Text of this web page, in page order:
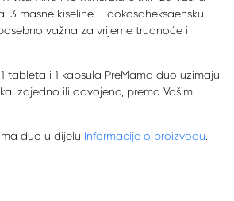
3 masne kiseline – dokosaheksaensku
važna za vrijeme trudnoće i
tableta i 1 kapsula PreMama duo uzimaju
zajedno ili odvojeno, prema Vašim
duo u dijelu Informacije o proizvodu.